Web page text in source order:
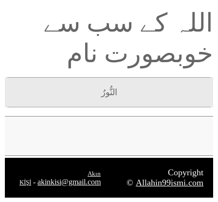
اللہ کے سب سے
خوبصورت نام
النُّورُ
Copyright
© Allahin99ismi.com
Akın
KİŞİ - akinkisi@gmail.com